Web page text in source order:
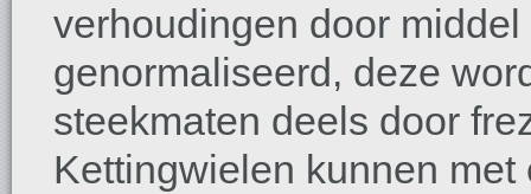
verhoudingen door
genormaliseerd, deze
steekmaten deels door
Kettingwielen kunnen